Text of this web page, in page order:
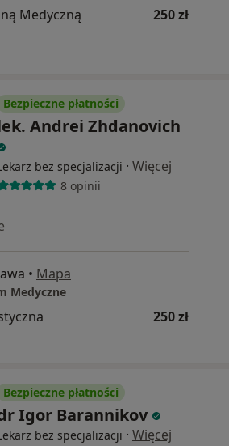
Medyczną 250 zł
Bezpieczne płatności
Andrei Zhdanovich
bez specjalizacji · Więcej
8 opinii
• Mapa
Medyczne
250 zł
Bezpieczne płatności
Igor Barannikov
bez specjalizacji · Więcej